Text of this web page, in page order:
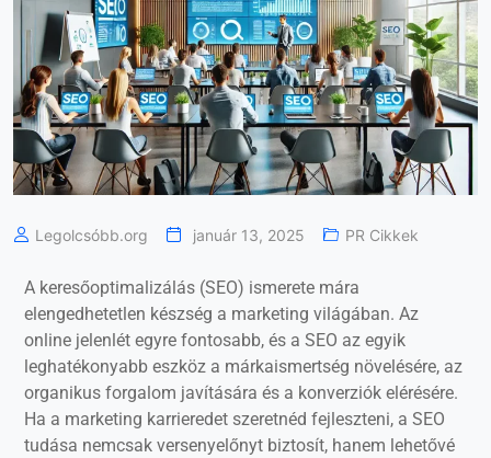
Legolcsóbb.org január 13, 2025 PR Cikkek
A keresőoptimalizálás (SEO) ismerete mára
elengedhetetlen készség a marketing világában. Az
online jelenlét egyre fontosabb, és a SEO az egyik
leghatékonyabb eszköz a márkaismertség növelésére, az
organikus forgalom javítására és a konverziók elérésére.
Ha a marketing karrieredet szeretnéd fejleszteni, a SEO
tudása nemcsak versenyelőnyt biztosít, hanem lehetővé